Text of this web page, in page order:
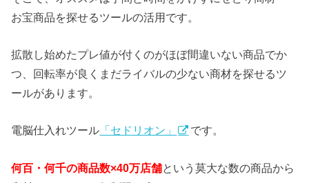
お宝商品を探せるツールの活用です。
拡散し始めたプレ値が付くのがほぼ間違いない商品でか
つ、回転率が良くまだライバルの少ない商材を探せるツ
ールがあります。
電脳仕入れツール 「セドリオン」 です。
何百・何千の商品数×40万店舗という莫大な数の商品から